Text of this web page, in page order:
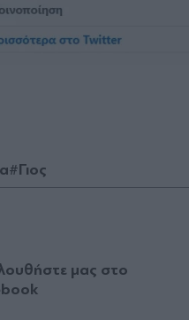
#Γιος
μας στο